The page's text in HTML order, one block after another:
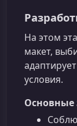
На этом
макет,
условия.
Основные